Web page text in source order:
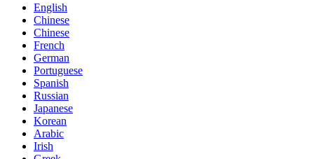
English
Chinese
Chinese
French
German
Portuguese
Spanish
Russian
Japanese
Korean
Arabic
Irish